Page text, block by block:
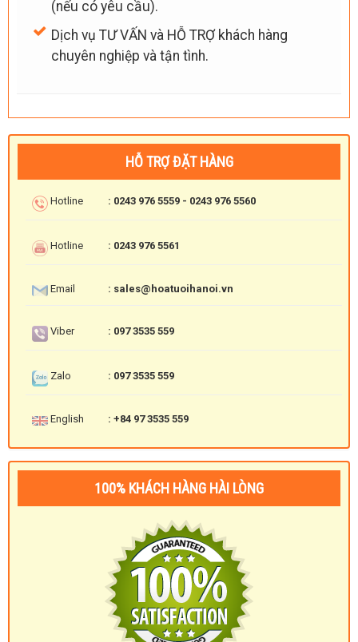
(nếu có yêu cầu).
Dịch vụ TƯ VẤN và HỖ TRỢ khách hàng
chuyên nghiệp và tận tình.
HỖ TRỢ ĐẶT HÀNG
Hotline : 0243 976 5559 - 0243 976 5560
Hotline : 0243 976 5561
Email : sales@hoatuoihanoi.vn
Viber : 097 3535 559
Zalo : 097 3535 559
English : +84 97 3535 559
100% KHÁCH HÀNG HÀI LÒNG